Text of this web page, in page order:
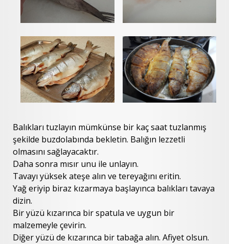
Balıkları tuzlayın mümkünse bir kaç saat tuzlanmış
şekilde buzdolabında bekletin. Balığın lezzetli
olmasını sağlayacaktır.
Daha sonra mısır unu ile unlayın.
Tavayı yüksek ateşe alın ve tereyağını eritin.
Yağ eriyip biraz kızarmaya başlayınca balıkları tavaya
dizin.
Bir yüzü kızarınca bir spatula ve uygun bir
malzemeyle çevirin.
Diğer yüzü de kızarınca bir tabağa alın. Afiyet olsun.